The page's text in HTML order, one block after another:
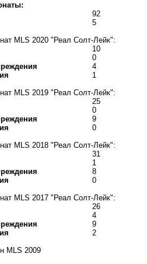
92
5
MLS 2020 "Реал Солт-Лейк":
10
0
4
1
MLS 2019 "Реал Солт-Лейк":
25
0
9
0
MLS 2018 "Реал Солт-Лейк":
31
1
8
0
MLS 2017 "Реал Солт-Лейк":
26
4
9
2
MLS 2009